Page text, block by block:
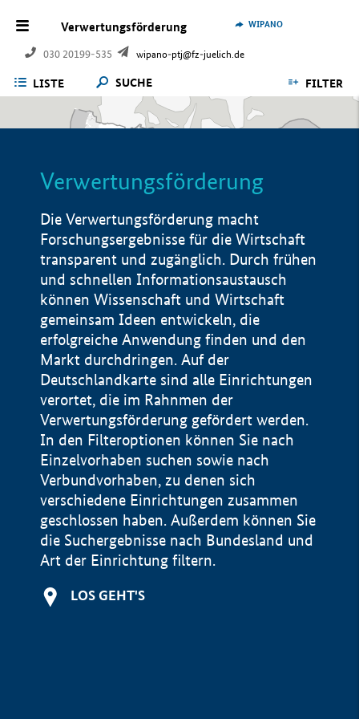
Verwertungsförderung
030 20199-535 wipano-ptj@fz-juelich.de
WIPANO
LISTE SUCHE FILTER
Verwertungsförderung
Die Verwertungsförderung macht
Forschungsergebnisse für die Wirtschaft
transparent und zugänglich. Durch frühen
und schnellen Informationsaustausch
können Wissenschaft und Wirtschaft
gemeinsam Ideen entwickeln, die
erfolgreiche Anwendung finden und den
Markt durchdringen. Auf der
Deutschlandkarte sind alle Einrichtungen
verortet, die im Rahnmen der
Verwertungsförderung gefördert werden.
In den Filteroptionen können Sie nach
Einzelvorhaben suchen sowie nach
Verbundvorhaben, zu denen sich
verschiedene Einrichtungen zusammen
geschlossen haben. Außerdem können Sie
die Suchergebnisse nach Bundesland und
Art der Einrichtung filtern.
LOS GEHT'S